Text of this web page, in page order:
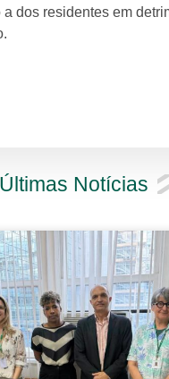
a dos residentes em
Últimas Notícias